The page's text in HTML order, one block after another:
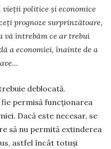
politice și economice
prognoze surprinzătoare,
vă întrebăm ce ar trebui
a economiei, înainte de a
deblocată.
permisă funcțio­narea
Dacă este ne­cesar, se
să nu permită extinderea
astfel încât totuși